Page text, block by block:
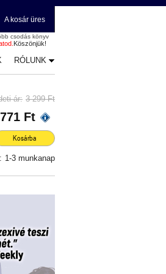
A kosár üres
csodás könyv
Köszönjük!
RÓLUNK
ár: 3 299 Ft
Ft
Kosárba
1-3 munkanap